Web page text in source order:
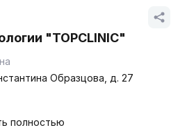
"TOPCLINIC"
Образцова, д. 27
полностью